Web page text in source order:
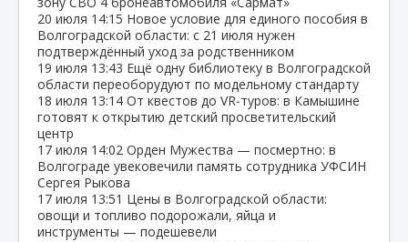
20 июля 14:15 Новое условие для единого пособия в
Волгоградской области: с 21 июля нужен
подтверждённый уход за родственником
19 июля 13:43 Ещё одну библиотеку в Волгоградской
области переоборудуют по модельному стандарту
18 июля 13:14 От квестов до VR‑туров: в Камышине
готовят к открытию детский просветительский
центр
17 июля 14:02 Орден Мужества — посмертно: в
Волгограде увековечили память сотрудника УФСИН
Сергея Рыкова
17 июля 13:51 Цены в Волгоградской области:
овощи и топливо подорожали, яйца и
инструменты — подешевели